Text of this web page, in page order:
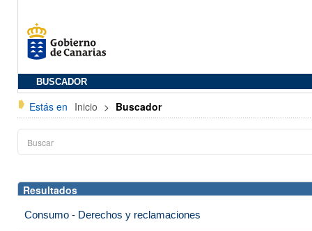
BUSCADOR
Estás en Inicio > Buscador
Resultados
Consumo - Derechos y reclamaciones